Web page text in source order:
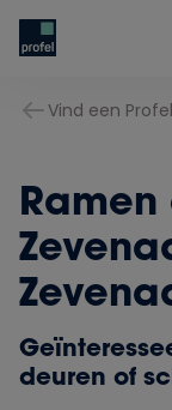
Vind een
deuren of